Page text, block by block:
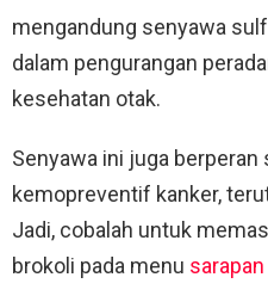
mengandung senyawa
dalam pengurangan
kesehatan otak.
Senyawa ini juga berperan
kemopreventif kanker,
Jadi, cobalah untuk
brokoli pada menu sarapan